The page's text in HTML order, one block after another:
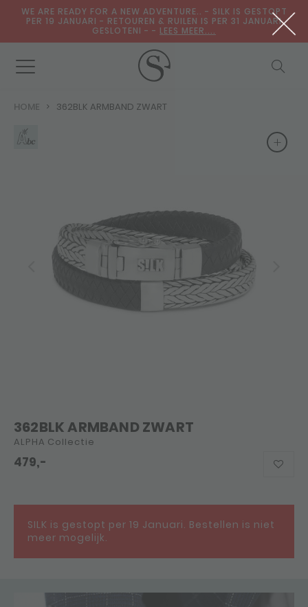
WE ARE READY FOR A NEW ADVENTURE.. - SILK IS GESTOPT
PER 19 JANUARI - RETOUREN & RUILEN IS PER 31 JANUARI
GESLOTENI - - LEES MEER....
HOME 362BLK ARMBAND ZWART
+
362BLK ARMBAND ZWART
ALPHA Collectie
479,-
SILK is gestopt per 19 Januari. Bestellen is niet
meer mogelijk.